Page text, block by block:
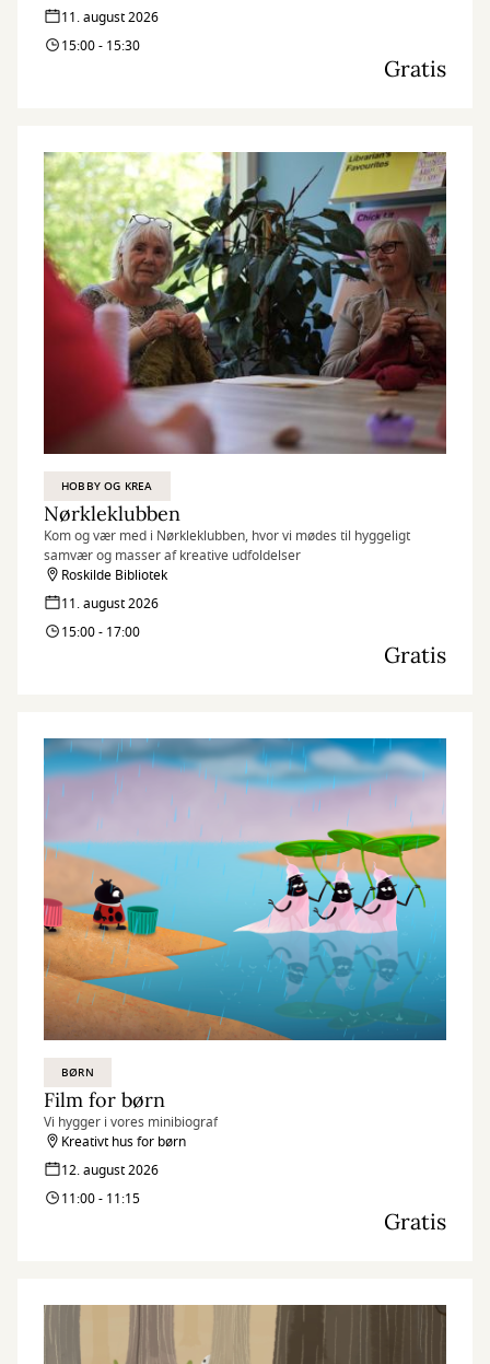
11. august 2026
15:00 - 15:30
Gratis
HOBBY OG KREA
Nørkleklubben
Kom og vær med i Nørkleklubben, hvor vi mødes til hyggeligt
samvær og masser af kreative udfoldelser
Roskilde Bibliotek
11. august 2026
15:00 - 17:00
Gratis
BØRN
Film for børn
Vi hygger i vores minibiograf
Kreativt hus for børn
12. august 2026
11:00 - 11:15
Gratis